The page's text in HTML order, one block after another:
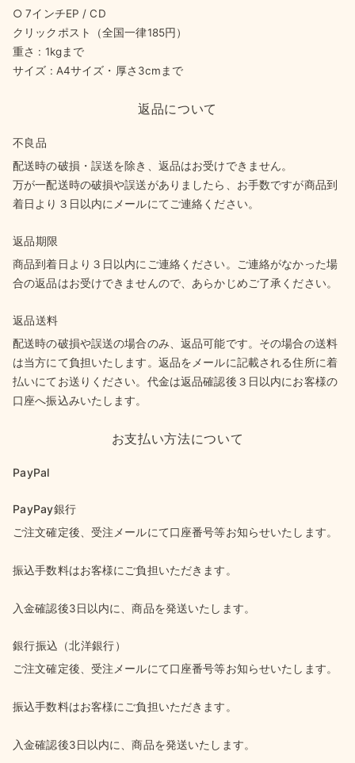
○ 7インチEP / CD
クリックポスト（全国一律185円）
重さ : 1kgまで
サイズ : A4サイズ・厚さ3cmまで
返品について
不良品
配送時の破損・誤送を除き、返品はお受けできません。
万が一配送時の破損や誤送がありましたら、お手数ですが商品到
着日より３日以内にメールにてご連絡ください。
返品期限
商品到着日より３日以内にご連絡ください。ご連絡がなかった場
合の返品はお受けできませんので、あらかじめご了承ください。
返品送料
配送時の破損や誤送の場合のみ、返品可能です。その場合の送料
は当方にて負担いたします。返品をメールに記載される住所に着
払いにてお送りください。代金は返品確認後３日以内にお客様の
口座へ振込みいたします。
お支払い方法について
PayPal
PayPay銀行
ご注文確定後、受注メールにて口座番号等お知らせいたします。
振込手数料はお客様にご負担いただきます。
入金確認後3日以内に、商品を発送いたします。
銀行振込（北洋銀行）
ご注文確定後、受注メールにて口座番号等お知らせいたします。
振込手数料はお客様にご負担いただきます。
入金確認後3日以内に、商品を発送いたします。